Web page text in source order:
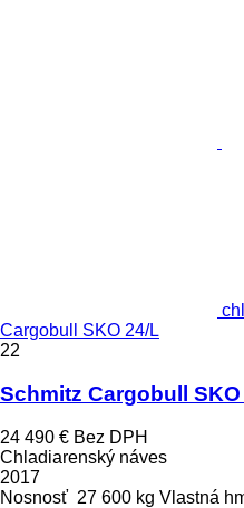
Cargobull SKO 24/L
22
Schmitz Cargobull SKO
24 490 € Bez DPH
Chladiarenský náves
2017
Nosnosť 27 600 kg Vlastná